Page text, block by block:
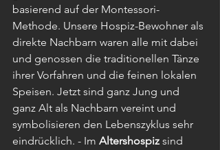
basierend auf der Montessori-
Methode. Unsere Hospiz-Bewohner als
direkte Nachbarn waren alle mit dabei
und genossen die traditionellen Tänze
ihrer Vorfahren und die feinen lokalen
Speisen. Jetzt sind ganz Jung und
ganz Alt als Nachbarn vereint und
symbolisieren den Lebenszyklus sehr
eindrücklich. - Im Altershospiz sind